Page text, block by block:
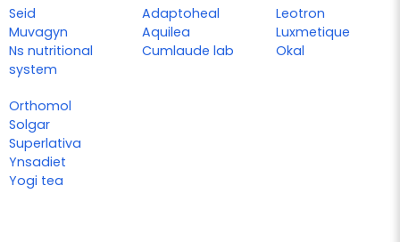
Seid
Muvagyn
Ns nutritional
system
Adaptoheal
Aquilea
Cumlaude lab
Leotron
Luxmetique
Okal
Orthomol
Solgar
Superlativa
Ynsadiet
Yogi tea